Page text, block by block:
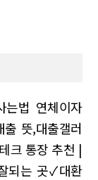
는법 연체이자
출 뜻,대출갤러
크 통장 추천 |
되는 곳✓대환